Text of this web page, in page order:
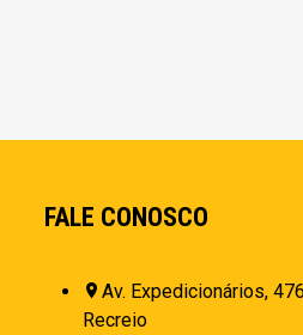
FALE CONOSCO
Av. Expedicionários,
Recreio